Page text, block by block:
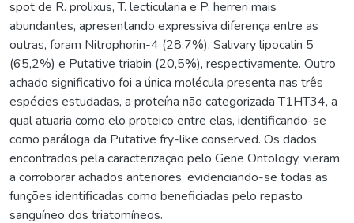
spot de R. prolixus, T. lecticularia e P. herreri mais
abundantes, apresentando expressiva diferença entre as
outras, foram Nitrophorin-4 (28,7%), Salivary lipocalin 5
(65,2%) e Putative triabin (20,5%), respectivamente. Outro
achado significativo foi a única molécula presenta nas três
espécies estudadas, a proteína não categorizada T1HT34, a
qual atuaria como elo proteico entre elas, identificando-se
como paráloga da Putative fry-like conserved. Os dados
encontrados pela caracterização pelo Gene Ontology, vieram
a corroborar achados anteriores, evidenciando-se todas as
funções identificadas como beneficiadas pelo repasto
sanguíneo dos triatomíneos.